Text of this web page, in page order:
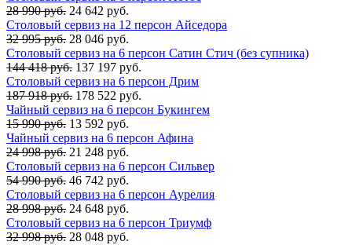
28 990 руб. 24 642 руб.
Столовый сервиз на 12 персон Айседора
32 995 руб. 28 046 руб.
Столовый сервиз на 6 персон Сатин Стич (без супника)
144 418 руб. 137 197 руб.
Столовый сервиз на 6 персон Дрим
187 918 руб. 178 522 руб.
Чайный сервиз на 6 персон Букингем
15 990 руб. 13 592 руб.
Чайный сервиз на 6 персон Афина
24 998 руб. 21 248 руб.
Столовый сервиз на 6 персон Сильвер
54 990 руб. 46 742 руб.
Столовый сервиз на 6 персон Аурелия
28 998 руб. 24 648 руб.
Столовый сервиз на 6 персон Триумф
32 998 руб. 28 048 руб.